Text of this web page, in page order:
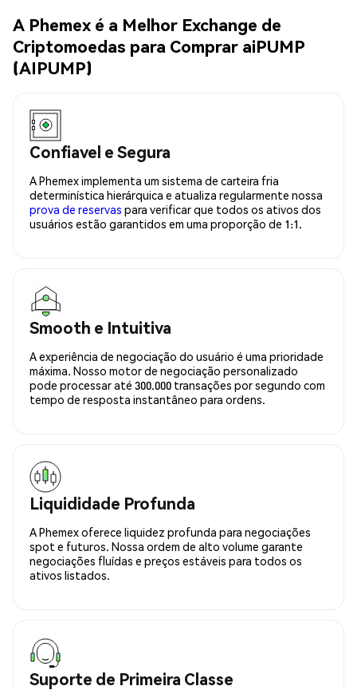
A Phemex é a Melhor Exchange de
Criptomoedas para Comprar aiPUMP
(AIPUMP)
Confiavel e Segura
A Phemex implementa um sistema de carteira fria
determinística hierárquica e atualiza regularmente nossa
prova de reservas para verificar que todos os ativos dos
usuários estão garantidos em uma proporção de 1:1.
Smooth e Intuitiva
A experiência de negociação do usuário é uma prioridade
máxima. Nosso motor de negociação personalizado
pode processar até 300.000 transações por segundo com
tempo de resposta instantâneo para ordens.
Liquididade Profunda
A Phemex oferece liquidez profunda para negociações
spot e futuros. Nossa ordem de alto volume garante
negociações fluídas e preços estáveis para todos os
ativos listados.
Suporte de Primeira Classe